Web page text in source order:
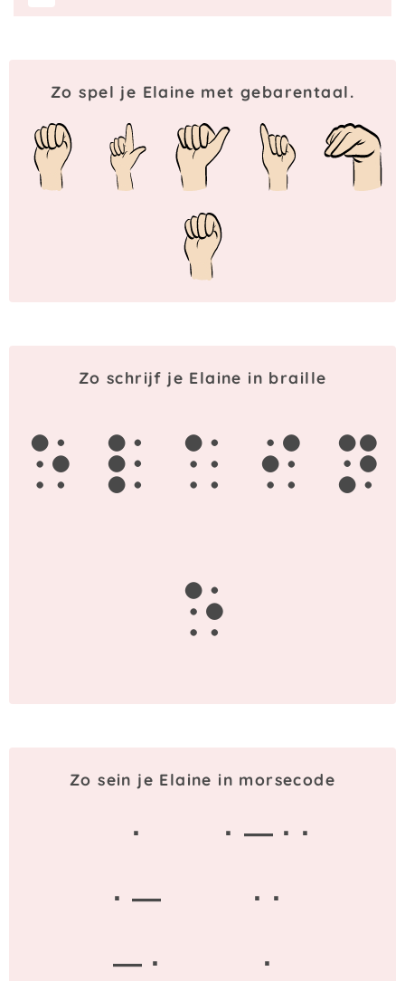
Zo spel je Elaine met gebarentaal.
Zo schrijf je Elaine in braille
e l a i n
e
Zo sein je Elaine in morsecode
·
· — · ·
· —
· ·
— ·
·